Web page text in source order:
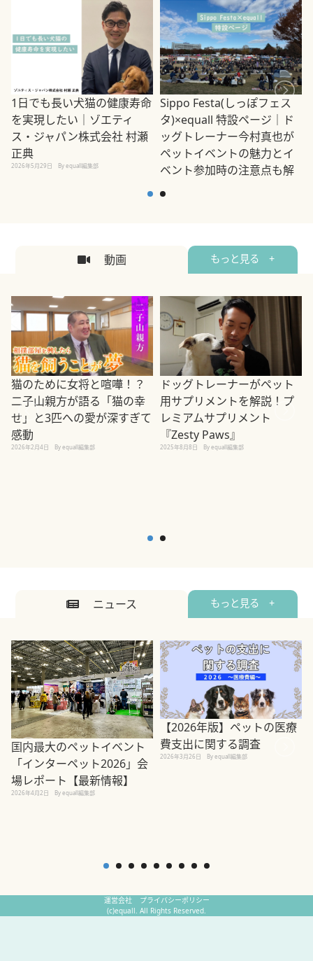
1日でも長い犬猫の健康寿命
を実現したい｜ゾエティ
ス・ジャパン株式会社 村瀬
正典
2026年5月29日 By equall編集部
Sippo Festa(しっぽフェス
タ)×equall 特設ページ｜ド
ッグトレーナー今村真也が
ペットイベントの魅力とイ
ベント参加時の注意点も解
2026年5月12日
動画 もっと見る +
猫のために女将と喧嘩！？
二子山親方が語る「猫の幸
せ」と3匹への愛が深すぎて
感動
2026年2月4日 By equall編集部
ドッグトレーナーがペット
用サプリメントを解説！プ
レミアムサプリメント
『Zesty Paws』
2025年8月8日 By equall編集部
ニュース もっと見る +
国内最大のペットイベント
「インターペット2026」会
場レポート【最新情報】
2026年4月2日 By equall編集部
【2026年版】ペットの医療
費支出に関する調査
2026年3月26日 By equall編集部
運営会社
プライバシーポリシー
(c)equall. All Rights Reserved.